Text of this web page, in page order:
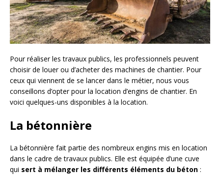
Pour réaliser les travaux publics, les professionnels peuvent
choisir de louer ou d’acheter des machines de chantier. Pour
ceux qui viennent de se lancer dans le métier, nous vous
conseillons d’opter pour la location d’engins de chantier. En
voici quelques-uns disponibles à la location.
La bétonnière
La bétonnière fait partie des nombreux engins mis en location
dans le cadre de travaux publics. Elle est équipée d’une cuve
qui sert à mélanger les différents éléments du béton :